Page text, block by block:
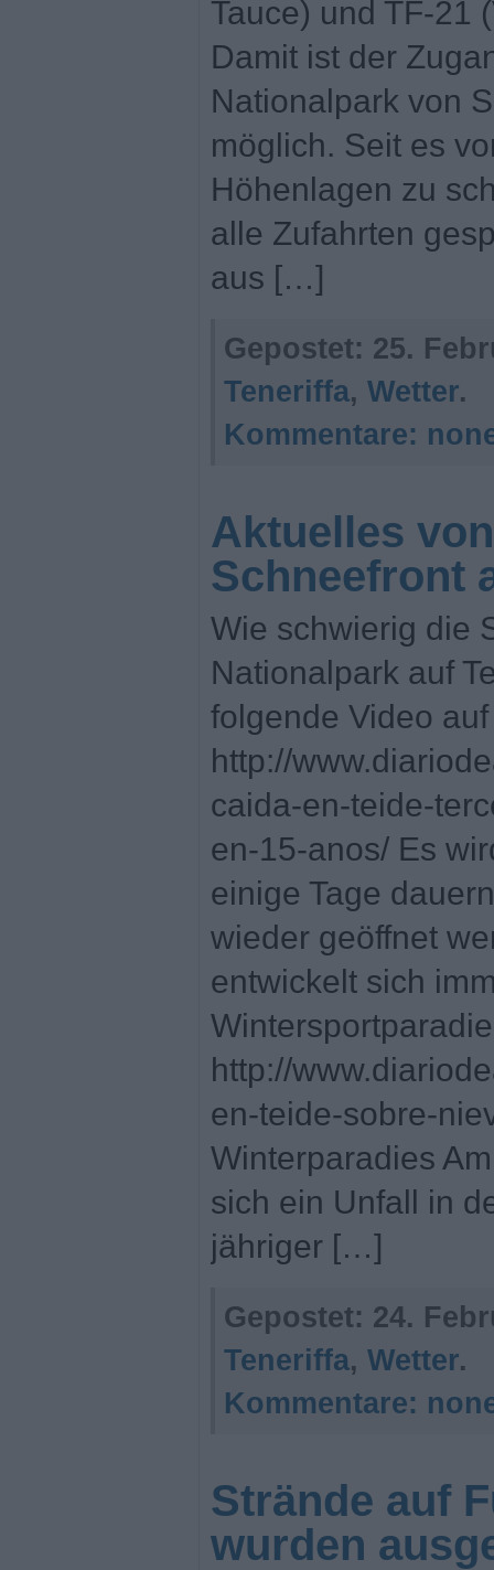
Tauce) und TF-21
Damit ist der
Nationalpark von
möglich. Seit es
Höhenlagen zu
alle Zufahrten
aus […]
Gepostet: 25.
Teneriffa, Wetter.
Kommentare:
Aktuelles
Schneefront
Wie schwierig die
Nationalpark auf
folgende Video
http://
caida-en-teide-
en-15-anos/ Es
einige Tage
wieder geöffnet
entwickelt sich
http://
en-teide-sobre-
Winterparadies
sich ein Unfall in
jähriger […]
Gepostet: 24.
Teneriffa, Wetter.
Kommentare:
Strände auf
wurden